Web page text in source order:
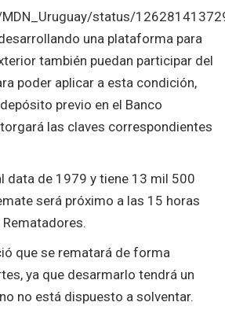
status/
una plataforma para
también puedan participar del
poder aplicar a esta condición,
previo en el Banco
las claves correspondientes
data de 1979 y tiene 13 mil 500
será próximo a las 15 horas
que se rematará de forma
ya que desarmarlo tendrá un
no está dispuesto a solventar.